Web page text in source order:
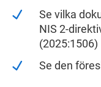
Se vilka
NIS 2-
(2025:1506)
Se den